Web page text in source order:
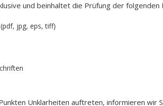
und beinhaltet die Prüfung der folgenden
jpg, eps, tiff)
Unklarheiten auftreten, informieren